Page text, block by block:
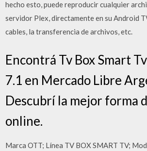
hecho esto, puede reproducir cualquier
servidor Plex, directamente en su Android
cables, la transferencia de archivos, etc.
Encontrá Tv Box Smart
7.1 en Mercado Libre
Descubrí la mejor forma
online.
Marca OTT; Línea TV BOX SMART TV;